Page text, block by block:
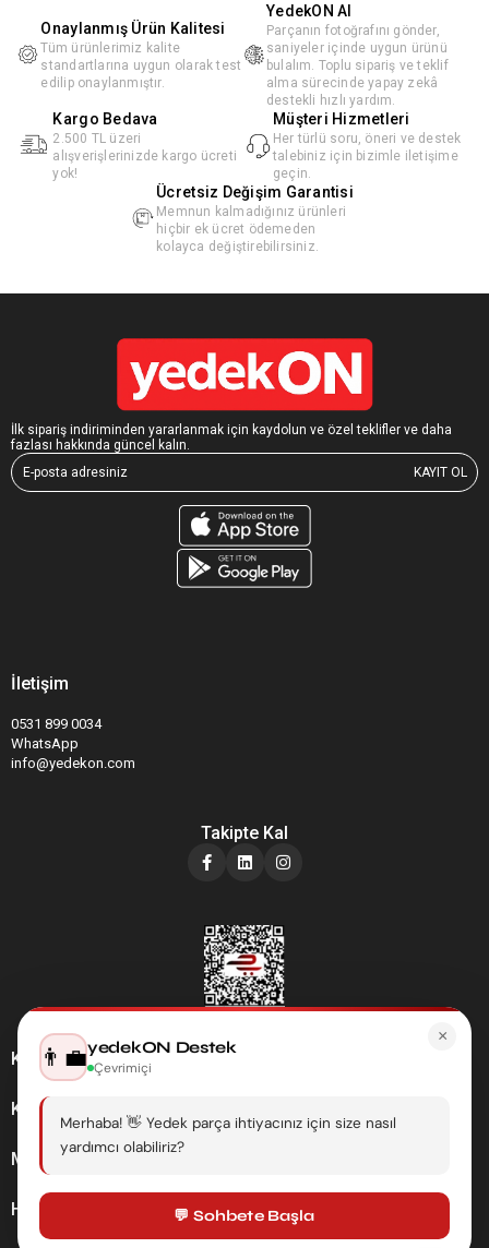
Onaylanmış Ürün Kalitesi
Tüm ürünlerimiz kalite
standartlarına uygun olarak test
edilip onaylanmıştır.
YedekON AI
Parçanın fotoğrafını gönder,
saniyeler içinde uygun ürünü
bulalım. Toplu sipariş ve teklif
alma sürecinde yapay zekâ
destekli hızlı yardım.
Kargo Bedava
2.500 TL üzeri
alışverişlerinizde kargo ücreti
yok!
Müşteri Hizmetleri
Her türlü soru, öneri ve destek
talebiniz için bizimle iletişime
geçin.
Ücretsiz Değişim Garantisi
Memnun kalmadığınız ürünleri
hiçbir ek ücret ödemeden
kolayca değiştirebilirsiniz.
İlk sipariş indiriminden yararlanmak için kaydolun ve özel teklifler ve daha
fazlası hakkında güncel kalın.
KAYIT OL
İletişim
0531 899 0034
WhatsApp
info@yedekon.com
Takipte Kal
Kategoriler
Kurumsal
Müşteri Hizmetleri
Hesabım
×
👨‍💼yedekON Destek
Çevrimiçi
Merhaba! 👋 Yedek parça ihtiyacınız için size nasıl
yardımcı olabiliriz?
💬 Sohbete Başla